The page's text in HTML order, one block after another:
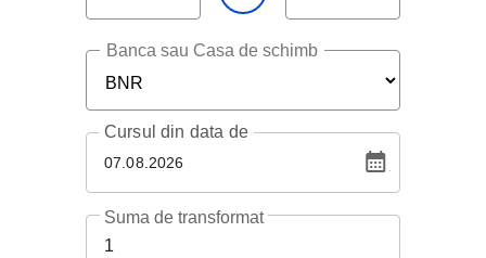
Banca sau Casa de schimb
07.08.2026
Cursuldin data de
1
Suma de transformat